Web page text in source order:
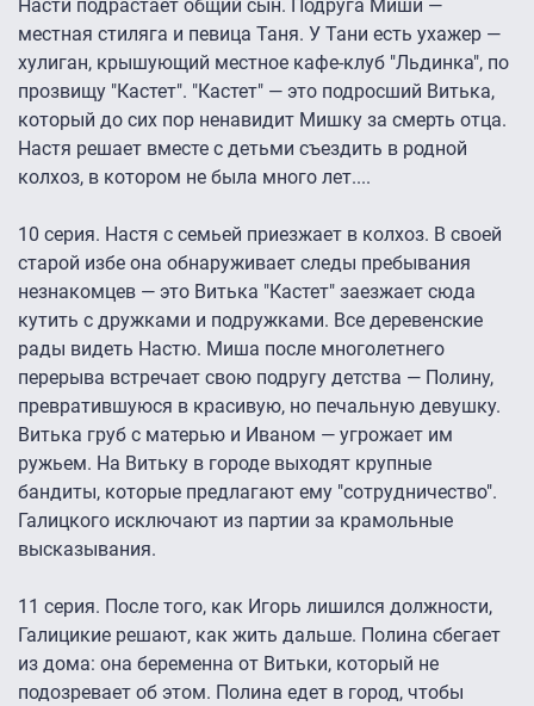
Насти подрастает общий сын. Подруга Миши —
местная стиляга и певица Таня. У Тани есть ухажер —
хулиган, крышующий местное кафе-клуб "Льдинка", по
прозвищу "Кастет". "Кастет" — это подросший Витька,
который до сих пор ненавидит Мишку за смерть отца.
Настя решает вместе с детьми съездить в родной
колхоз, в котором не была много лет....
10 серия. Настя с семьей приезжает в колхоз. В своей
старой избе она обнаруживает следы пребывания
незнакомцев — это Витька "Кастет" заезжает сюда
кутить с дружками и подружками. Все деревенские
рады видеть Настю. Миша после многолетнего
перерыва встречает свою подругу детства — Полину,
превратившуюся в красивую, но печальную девушку.
Витька груб с матерью и Иваном — угрожает им
ружьем. На Витьку в городе выходят крупные
бандиты, которые предлагают ему "сотрудничество".
Галицкого исключают из партии за крамольные
высказывания.
11 серия. После того, как Игорь лишился должности,
Галицикие решают, как жить дальше. Полина сбегает
из дома: она беременна от Витьки, который не
подозревает об этом. Полина едет в город, чтобы